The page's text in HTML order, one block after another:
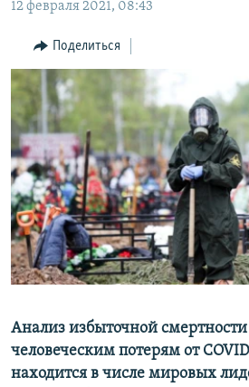
навигации
Вернутся
поиску
ТАДЖИКИСТАН
ҚАЗАҚША
КЫРГЫЗЧА
ЎЗБЕКЧА
ТОҶИКӢ
TÜRKMENÇE
Все сайты РСЕ/РС
12 февраля 2021, 08:43
Поделиться
Анализ избыточной смертности
человеческим потерям от
находится в числе мировых